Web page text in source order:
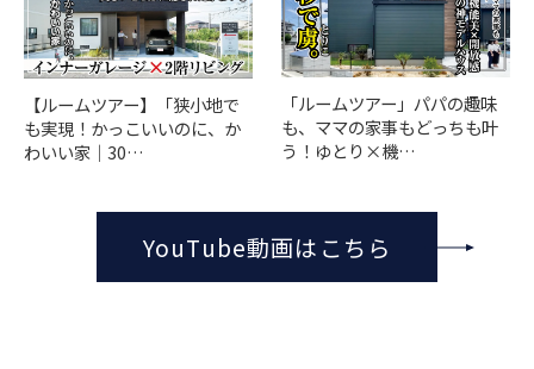
【ルームツアー】「狭小地で
も実現！かっこいいのに、か
わいい家｜30…
「ルームツアー」パパの趣味
も、ママの家事もどっちも叶
う！ゆとり×機…
YouTube動画はこちら